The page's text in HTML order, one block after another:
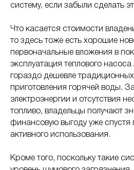
систему, если забыли сделать
Что касается стоимости
то здесь тоже есть хорошие
первоначальные вложения в
эксплуатация теплового
гораздо дешевле
приготовления горячей воды.
электроэнергии и отсутствия
топливо, владельцы получают
финансовую выгоду уже спустя
активного использования.
Кроме того, поскольку такие